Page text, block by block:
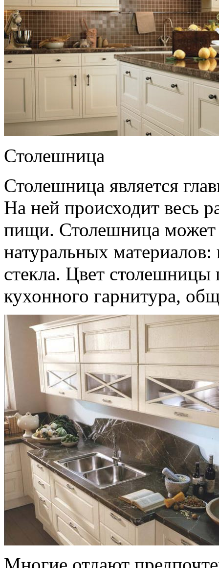
Столешница
Столешница является
На ней происходит весь
пищи. Столешница может
натуральных
стекла. Цвет столешницы
кухонного гарнитура,